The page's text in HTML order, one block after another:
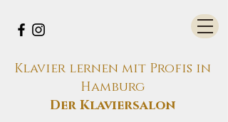
Klavier lernen mit Profis in
Hamburg
Der Klaviersalon